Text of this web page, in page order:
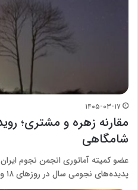
۱۴۰۵-۰۳-۱۷
مقارنه زهره و مشتری؛
شامگاهی
عضو کمیته آماتوری انجمن نجوم ایران
پدیده‌های نجومی سال در روزهای ۱۸ و…